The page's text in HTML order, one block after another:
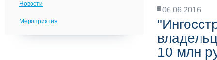
Новости
Мероприятия
06.06.2016
10 млн